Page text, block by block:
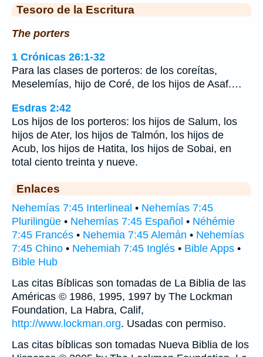
Tesoro de la Escritura
The porters
1 Crónicas 26:1-32
Para las clases de porteros: de los coreítas,
Meselemías, hijo de Coré, de los hijos de Asaf.…
Esdras 2:42
Los hijos de los porteros: los hijos de Salum, los
hijos de Ater, los hijos de Talmón, los hijos de
Acub, los hijos de Hatita, los hijos de Sobai, en
total ciento treinta y nueve.
Enlaces
Nehemías 7:45 Interlineal • Nehemías 7:45
Plurilingüe • Nehemías 7:45 Español • Néhémie
7:45 Francés • Nehemia 7:45 Alemán • Nehemías
7:45 Chino • Nehemiah 7:45 Inglés • Bible Apps •
Bible Hub
Las citas Bíblicas son tomadas de La Biblia de las
Américas © 1986, 1995, 1997 by The Lockman
Foundation, La Habra, Calif,
http://www.lockman.org. Usadas con permiso.
Las citas bíblicas son tomadas Nueva Biblia de los